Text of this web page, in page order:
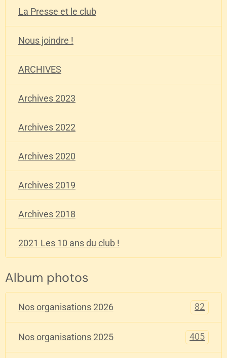
La Presse et le club
Nous joindre !
ARCHIVES
Archives 2023
Archives 2022
Archives 2020
Archives 2019
Archives 2018
2021 Les 10 ans du club !
Album photos
Nos organisations 2026 82
Nos organisations 2025 405